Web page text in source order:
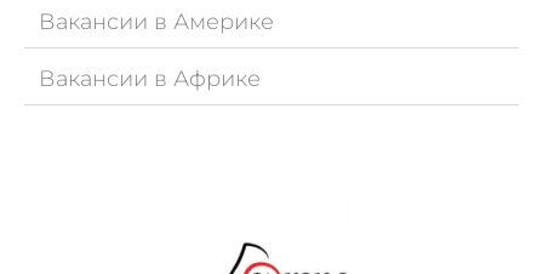
Вакансии в Америке
Вакансии в Африке